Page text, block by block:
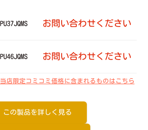
お問い合わせください
お問い合わせください
当店限定コミコミ価格に含まれるものはこちら
この製品を詳しく見る